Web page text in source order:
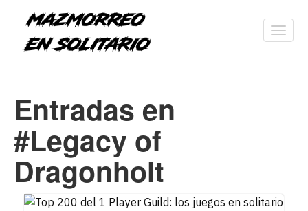
Entradas en
#Legacy of
Dragonholt